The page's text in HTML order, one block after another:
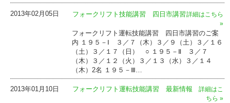
2013年02月05日 フォークリフト技能講習 四日市講習詳細はこちら
»
フォークリフト運転技能講習 四日市講習のご案
内 １９５－Ⅰ ３／７（木）３／９（土）３／１６
（土）３／１７（日） ○ １９５－Ⅱ ３／７
（木）３／１２（火）３／１３（水）３／１４
（木）2名 １９５－Ⅲ…
2013年01月10日 フォークリフト運転技能講習 最新情報
詳細はこ
ちら »